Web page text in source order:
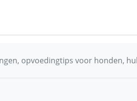
opvoedingtips voor honden,